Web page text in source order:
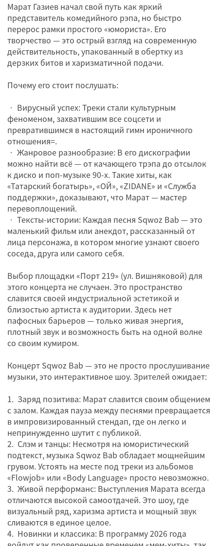
Марат Газиев начал свой путь как яркий
представитель комедийного рэпа, но быстро
перерос рамки простого «юмориста». Его
творчество — это острый взгляд на современную
действительность, упакованный в обертку из
дерзких битов и харизматичной подачи.
Почему его стоит послушать:
• Вирусный успех: Треки стали культурным
феноменом, захватившим все соцсети и
превратившимся в настоящий гимн ироничного
отношения=.
• Жанровое разнообразие: В его дискографии
можно найти всё — от качающего трэпа до отсылок
к диско и поп-музыке 90-х. Такие хиты, как
«Татарский богатырь», «ОЙ», «ZIDANE» и «Служба
поддержки», доказывают, что Марат — мастер
перевоплощений.
• Тексты-истории: Каждая песня Sqwoz Bab — это
маленький фильм или анекдот, рассказанный от
лица персонажа, в котором многие узнают своего
соседа, друга или самого себя.
Выбор площадки «Порт 219» (ул. Вишняковой) для
этого концерта не случаен. Это пространство
славится своей индустриальной эстетикой и
близостью артиста к аудитории. Здесь нет
пафосных барьеров — только живая энергия,
плотный звук и возможность быть на одной волне
со своим кумиром.
Концерт Sqwoz Bab — это не просто прослушивание
музыки, это интерактивное шоу. Зрителей ожидает:
1. Заряд позитива: Марат славится своим общением
с залом. Каждая пауза между песнями превращается
в импровизированный стендап, где он легко и
непринужденно шутит с публикой.
2. Слэм и танцы: Несмотря на юмористический
подтекст, музыка Sqwoz Bab обладает мощнейшим
грувом. Устоять на месте под треки из альбомов
«Flowjob» или «Body Language» просто невозможно.
3. Живой перформанс: Выступления Марата всегда
отличаются высокой самоотдачей. Это шоу, где
визуальный ряд, харизма артиста и мощный звук
сливаются в единое целое.
4. Новинки и классика: В программу 2026 года